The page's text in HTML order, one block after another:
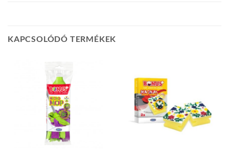
KAPCSOLÓDÓ TERMÉKEK